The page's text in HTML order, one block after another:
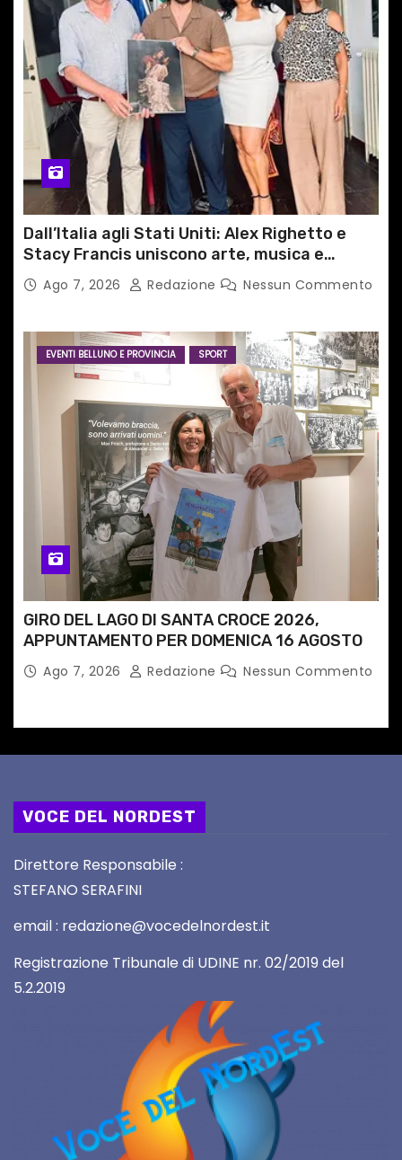
Dall’Italia agli Stati Uniti: Alex Righetto e
Stacy Francis uniscono arte, musica e
tecnologia in un nuovo progetto
internazionale”
Ago 7, 2026 Redazione Nessun Commento
EVENTI BELLUNO E PROVINCIA SPORT
GIRO DEL LAGO DI SANTA CROCE 2026,
APPUNTAMENTO PER DOMENICA 16 AGOSTO
Ago 7, 2026 Redazione Nessun Commento
VOCE DEL NORDEST
Direttore Responsabile :
STEFANO SERAFINI
email : redazione@vocedelnordest.it
Registrazione Tribunale di UDINE nr. 02/2019 del
5.2.2019